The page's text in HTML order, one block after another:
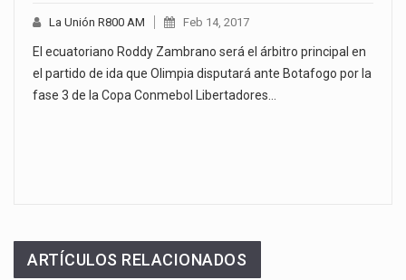
La Unión R800 AM Feb 14, 2017
El ecuatoriano Roddy Zambrano será el árbitro principal en
el partido de ida que Olimpia disputará ante Botafogo por la
fase 3 de la Copa Conmebol Libertadores…
ARTÍCULOS RELACIONADOS